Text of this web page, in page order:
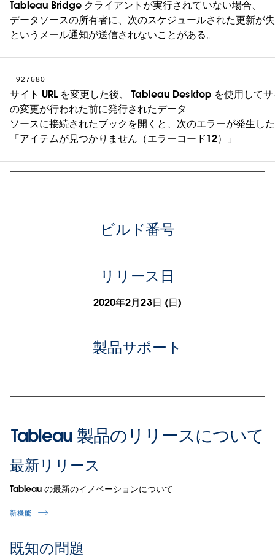
Tableau Bridge クライアントが実行されていない場合、
データソースの所有者に、次のスケジュールされた更新が
というメール通知が送信されないことがある。
927680
サイト URL を変更した後、 Tableau Desktop を使用してサ
の変更が行われた前に発行されたデータ
ソースに接続されたブックを開くと、次のエラーが発生し
「アイテムが見つかりません（エラーコード12）」
ビルド番号
リリース日
2020年2月23日 (日)
製品サポート
Tableau 製品のリリースについて
最新リリース
Tableau の最新のイノベーションについて
新機能
既知の問題